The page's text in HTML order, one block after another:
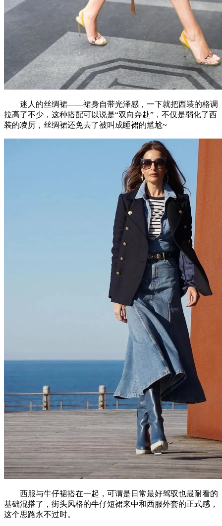
迷人的丝绸裙——裙身自带光泽感，一下就把西装的格调
拉高了不少，这种搭配可以说是“双向奔赴”，不仅是弱化了西
装的凌厉，丝绸裙还免去了被叫成睡裙的尴尬~
西服与牛仔裙搭在一起，可谓是日常最好驾驭也最耐看的
基础混搭了，街头风格的牛仔短裙来中和西服外套的正式感，
这个思路永不过时。